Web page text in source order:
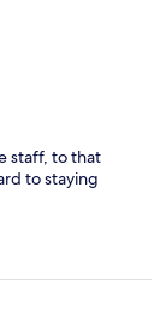
staff, to that
to staying